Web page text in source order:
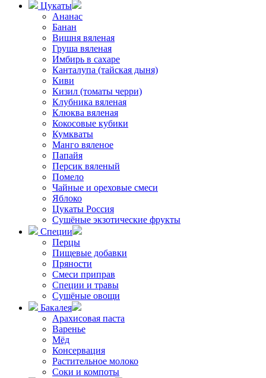
Цукаты
Ананас
Банан
Вишня вяленая
Груша вяленая
Имбирь в сахаре
Канталупа (тайская дыня)
Киви
Кизил (томаты черри)
Клубника вяленая
Клюква вяленая
Кокосовые кубики
Кумкваты
Манго вяленое
Папайя
Персик вяленый
Помело
Чайные и ореховые смеси
Яблоко
Цукаты Россия
Сушёные экзотические фрукты
Специи
Перцы
Пищевые добавки
Пряности
Смеси приправ
Специи и травы
Сушёные овощи
Бакалея
Арахисовая паста
Варенье
Мёд
Консервация
Растительное молоко
Соки и компоты